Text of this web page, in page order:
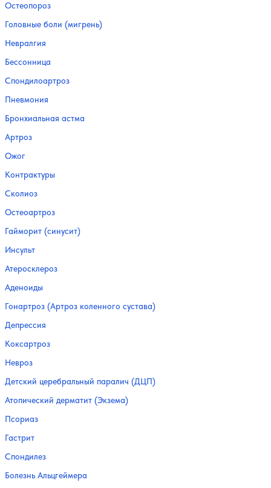
Остеопороз
Головные боли (мигрень)
Невралгия
Бессонница
Спондилоартроз
Пневмония
Бронхиальная астма
Артроз
Ожог
Контрактуры
Сколиоз
Остеоартроз
Гайморит (синусит)
Инсульт
Атеросклероз
Аденоиды
Гонартроз (Артроз коленного сустава)
Депрессия
Коксартроз
Невроз
Детский церебральный паралич (ДЦП)
Атопический дерматит (Экзема)
Псориаз
Гастрит
Спондилез
Болезнь Альцгеймера